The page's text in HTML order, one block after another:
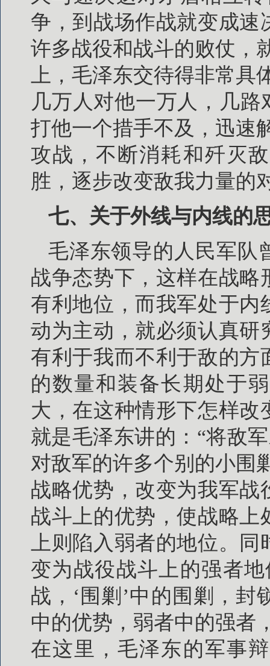
争，到战场作战就变成
许多战役和战斗的败仗，
上，毛泽东交待得非常
几万人对他一万人，几
打他一个措手不及，迅速
攻战，不断消耗和歼灭
胜，逐步改变敌我力量的
七、关于外线与内线的
毛泽东领导的人民军队
战争态势下，这样在战
有利地位，而我军处于内
动为主动，就必须认真研
有利于我而不利于敌的方
的数量和装备长期处于
大，在这种情形下怎样
就是毛泽东讲的：“将敌
对敌军的许多个别的小围
战略优势，改变为我军
战斗上的优势，使战略
上则陷入弱者的地位。
变为战役战斗上的强者
战，‘围剿’中的围剿，
中的优势，弱者中的强者
在这里，毛泽东的军事